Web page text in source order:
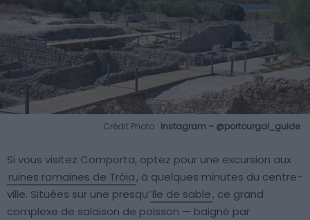
Crédit Photo : Instagram – @portourgal_guide
Si vous visitez Comporta, optez pour une excursion aux
ruines romaines de Tróia, à quelques minutes du centre-
ville. Situées sur une presqu’île de sable, ce grand
complexe de salaison de poisson — baigné par